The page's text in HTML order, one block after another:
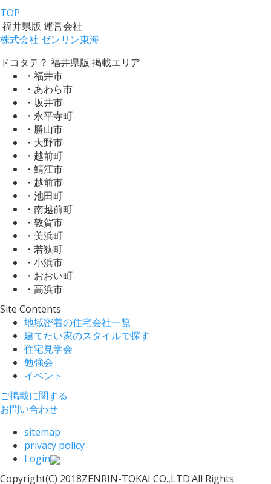
TOP
福井県版 運営会社
株式会社 ゼンリン東海
ドコタテ？ 福井県版 掲載エリア
・福井市
・あわら市
・坂井市
・永平寺町
・勝山市
・大野市
・越前町
・鯖江市
・越前市
・池田町
・南越前町
・敦賀市
・美浜町
・若狭町
・小浜市
・おおい町
・高浜市
Site Contents
地域密着の住宅会社一覧
建てたい家のスタイルで探す
住宅見学会
勉強会
イベント
ご掲載に関する
お問い合わせ
sitemap
privacy policy
Login
Copyright(C) 2018ZENRIN-TOKAI CO.,LTD.All Rights